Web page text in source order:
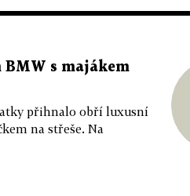
BMW s majákem
přihnalo obří luxusní
na střeše. Na